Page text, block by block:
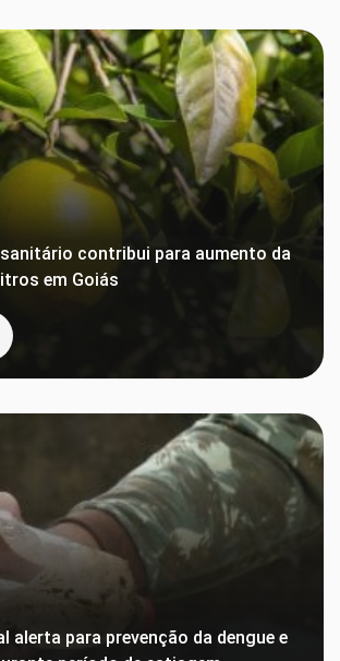
contribui para aumento da
em Goiás
alerta para prevenção da dengue e